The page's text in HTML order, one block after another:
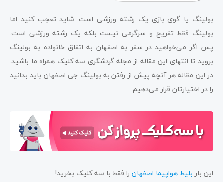
بولینگ یا گوی بازی یک رشته ورزشی است. شاید تعجب کنید اما
بولینگ فقط تفریح و سرگرمی نیست بلکه یک رشته ورزشی است.
پس اگر می‌خواهید در سفر به اصفهان به اتفاق خانواده به بولینگ
بروید تا انتهای این مقاله از مجله گردشگری سه کلیک همراه ما باشید.
در این مقاله هر آنچه پیش از رفتن به بولینگ جی اصفهان باید بدانید
را در اختیارتان قرار می‌دهیم.
این بار بلیط هواپیما اصفهان را فقط با سه کلیک بخرید!